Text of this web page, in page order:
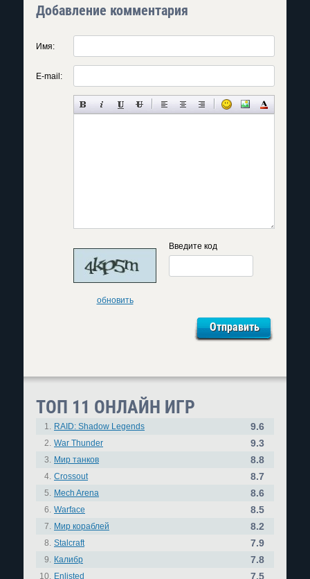
Добавление комментария
Имя:
E-mail:
обновить
Введите код
ТОП 11 ОНЛАЙН ИГР
1. RAID: Shadow Legends 9.6
2. War Thunder 9.3
3. Мир танков 8.8
4. Crossout 8.7
5. Mech Arena 8.6
6. Warface 8.5
7. Мир кораблей 8.2
8. Stalcraft 7.9
9. Калибр 7.8
10. Enlisted 7.5